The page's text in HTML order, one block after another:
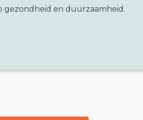
gezondheid en duurzaamheid.